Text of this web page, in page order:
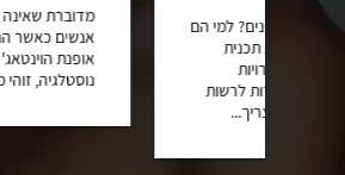
הם
מדוברת שאינה נעלמה. הרבה
אנשים כאשר הם שומעים על
אופנת הוינטאג' חושבים על
נוסטלגיה, זוהי מחשבה...